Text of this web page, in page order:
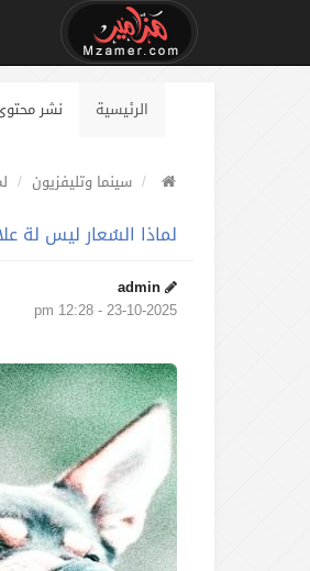
الرئيسية نشر
سينما وتليفزيون
لماذا السُعار ليس لة
admin
23-10-2025 - 12:28 pm